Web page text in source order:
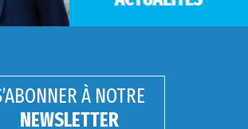
À NOTRE
NEWSLETTER